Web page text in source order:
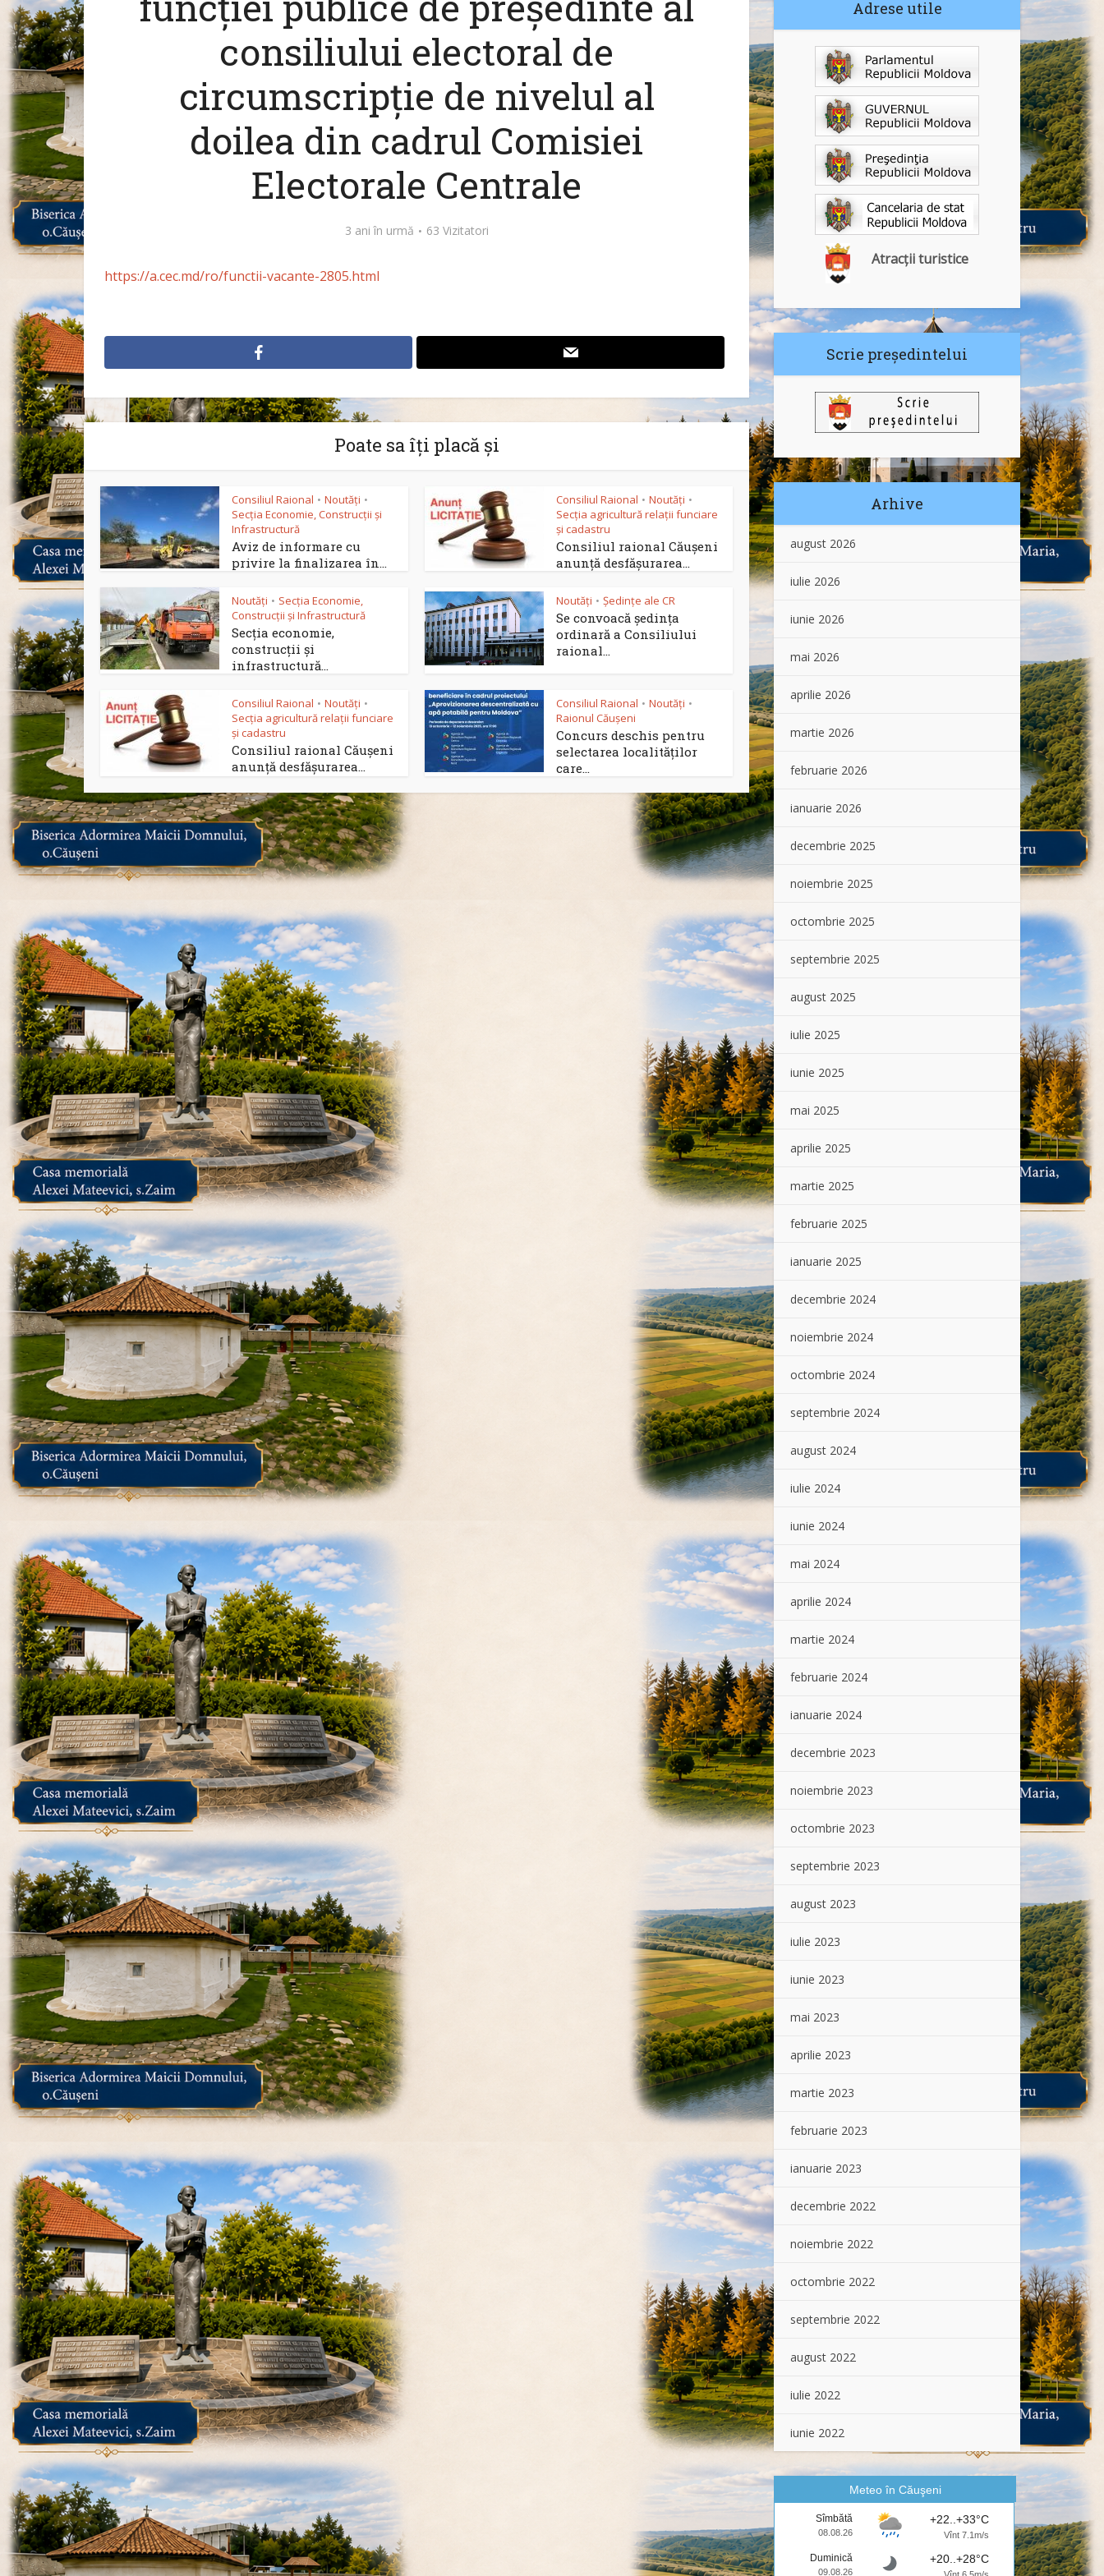
consiliului electoral de
circumscripție de nivelul al
doilea din cadrul Comisiei
Electorale Centrale
3 ani în urmă 63 Vizitatori
https://a.cec.md/ro/functii-vacante-2805.html
Poate sa îți placă și
Consiliul Raional • Noutăți •
Secția Economie, Construcții și
Infrastructură
Aviz de informare cu
privire la finalizarea în...
Consiliul Raional • Noutăți •
Secția agricultură relații funciare
și cadastru
Consiliul raional Căușeni
anunță desfășurarea...
Noutăți • Secția Economie,
Construcții și Infrastructură
Secția economie,
construcții și
infrastructură...
Noutăți • Ședințe ale CR
Se convoacă ședința
ordinară a Consiliului
raional...
Consiliul Raional • Noutăți •
Secția agricultură relații funciare
și cadastru
Consiliul raional Căușeni
anunță desfășurarea...
Consiliul Raional • Noutăți •
Raionul Căușeni
Concurs deschis pentru
selectarea localităților
care...
Adrese utile
Atracții turistice
Scrie președintelui
Arhive
august 2026
iulie 2026
iunie 2026
mai 2026
aprilie 2026
martie 2026
februarie 2026
ianuarie 2026
decembrie 2025
noiembrie 2025
octombrie 2025
septembrie 2025
august 2025
iulie 2025
iunie 2025
mai 2025
aprilie 2025
martie 2025
februarie 2025
ianuarie 2025
decembrie 2024
noiembrie 2024
octombrie 2024
septembrie 2024
august 2024
iulie 2024
iunie 2024
mai 2024
aprilie 2024
martie 2024
februarie 2024
ianuarie 2024
decembrie 2023
noiembrie 2023
octombrie 2023
septembrie 2023
august 2023
iulie 2023
iunie 2023
mai 2023
aprilie 2023
martie 2023
februarie 2023
ianuarie 2023
decembrie 2022
noiembrie 2022
octombrie 2022
septembrie 2022
august 2022
iulie 2022
iunie 2022
Meteo în Căuşeni
Sîmbătă
08.08.26
+22..+33°C
Vînt 7.1m/s
Duminică
09.08.26
+20..+28°C